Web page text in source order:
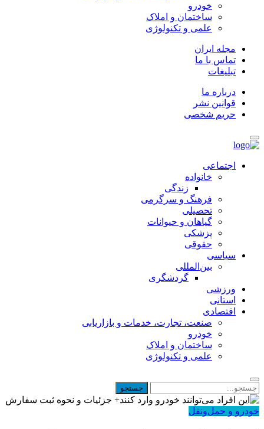
خودرو
ساختمان و املاک
علمی و تکنولوژی
مجله ایران
تماس با ما
تبلیغات
درباره ما
قوانین نشر
حریم شخصی
اجتماعی
خانواده
زندگی
فرهنگ و سرگرمی
تحصیلی
گیاهان و حیوانات
پزشکی
حقوقی
سیاسی
بین‌المللی
گردشگری
ورزشی
استانی
اقتصادی
صنعت، تجارت، خدمات و بازاریابی
خودرو
ساختمان و املاک
علمی و تکنولوژی
خودرو و حمل‌و‌نقل